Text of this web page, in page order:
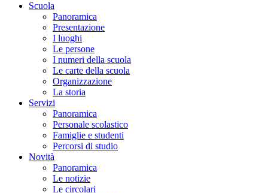
Scuola
Panoramica
Presentazione
I luoghi
Le persone
I numeri della scuola
Le carte della scuola
Organizzazione
La storia
Servizi
Panoramica
Personale scolastico
Famiglie e studenti
Percorsi di studio
Novità
Panoramica
Le notizie
Le circolari